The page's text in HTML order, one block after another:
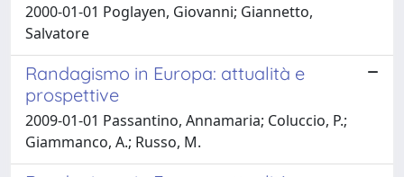
2000-01-01 Poglayen, Giovanni; Giannetto,
Salvatore
Randagismo in Europa: attualità e
prospettive
2009-01-01 Passantino, Annamaria; Coluccio, P.;
Giammanco, A.; Russo, M.